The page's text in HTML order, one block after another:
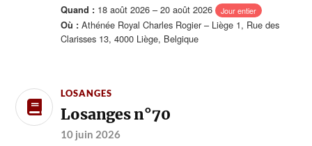
Quand : 18 août 2026 – 20 août 2026 Jour entier
Où : Athénée Royal Charles Rogier – Liège 1, Rue des
Clarisses 13, 4000 Liège, Belgique
LOSANGES
Losanges n°70
10 juin 2026